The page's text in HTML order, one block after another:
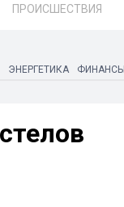
ПРОИСШЕСТВИЯ
ЭНЕРГЕТИКА ФИНАНСЫ